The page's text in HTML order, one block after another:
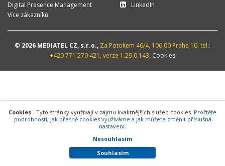
Digital Presence Management
Více zákazníků
LinkedIn
© 2026 MEDIATEL CZ, s.r.o., Za Potokem 46/4, 106 00 Praha 10, tel.:
+420 771 270 421, verze 1.29.0.143, Cookies
Cookies - Tyto stránky využívají v zájmu kvalitnějších služeb cookies. Pročtěte
podrobnosti, jak přesně cookies využíváme a jak můžete změnit příslušná
nastavení.
Nesouhlasím
Souhlasím